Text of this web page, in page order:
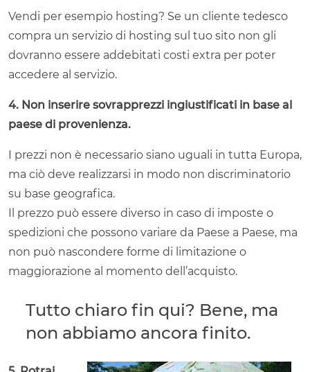
Vendi per esempio hosting? Se un cliente tedesco
compra un servizio di hosting sul tuo sito non gli
dovranno essere addebitati costi extra per poter
accedere al servizio.
4. Non inserire sovrapprezzi ingiustificati in base al
paese di provenienza.
I prezzi non è necessario siano uguali in tutta Europa,
ma ciò deve realizzarsi in modo non discriminatorio
su base geografica.
Il prezzo può essere diverso in caso di imposte o
spedizioni che possono variare da Paese a Paese, ma
non può nascondere forme di limitazione o
maggiorazione al momento dell’acquisto.
Tutto chiaro fin qui? Bene, ma
non abbiamo ancora finito.